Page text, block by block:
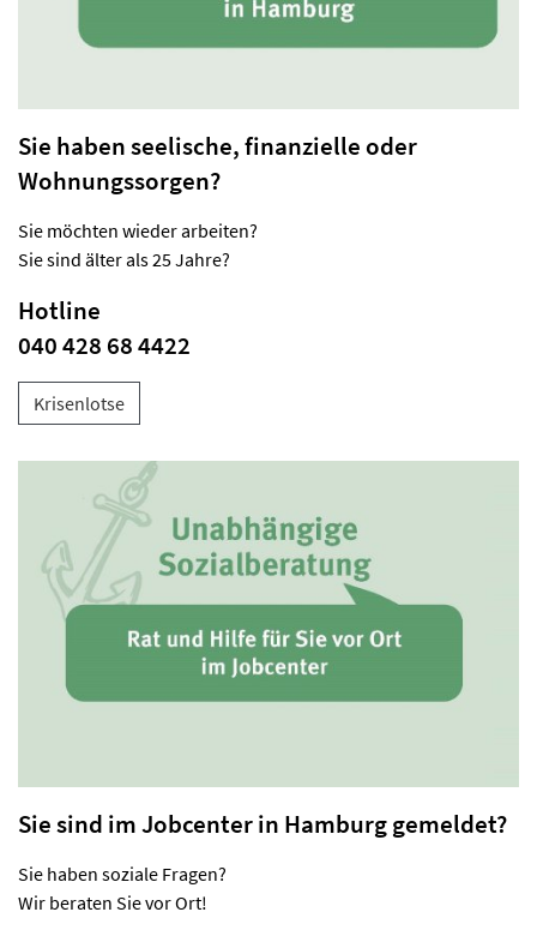
Sie haben seelische, finanzielle oder
Wohnungssorgen?
Sie möchten wieder arbeiten?
Sie sind älter als 25 Jahre?
Hotline
040 428 68 4422
Krisenlotse
Sie sind im Jobcenter in Hamburg gemeldet?
Sie haben soziale Fragen?
Wir beraten Sie vor Ort!